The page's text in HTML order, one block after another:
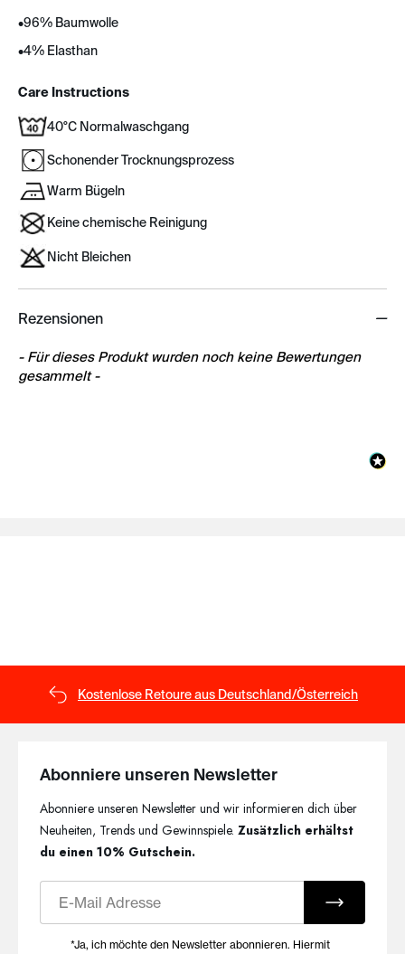
•96% Baumwolle
•4% Elasthan
Care Instructions
40°C Normalwaschgang
Schonender Trocknungsprozess
Warm Bügeln
Keine chemische Reinigung
Nicht Bleichen
Rezensionen
- Für dieses Produkt wurden noch keine Bewertungen
gesammelt -
New content loaded
Kostenlose Retoure aus Deutschland/Österreich
Abonniere unseren Newsletter
Abonniere unseren Newsletter und wir informieren dich über
Neuheiten, Trends und Gewinnspiele.Zusätzlich erhältst
du einen 10% Gutschein.
Ihre Zustimmung zu Marketing E-Mails
*Ja, ich möchte den Newsletter abonnieren. Hiermit